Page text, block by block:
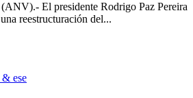
(ANV).- El presidente Rodrigo Paz Pereira
reestructuración del...
& ese